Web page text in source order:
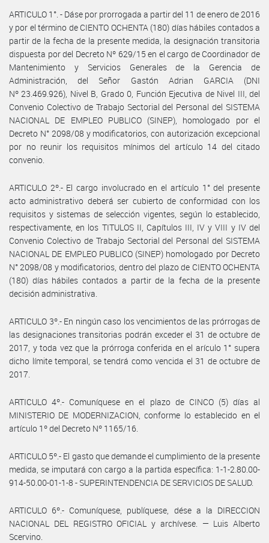
ARTICULO 1°. - Dáse por prorrogada a partir del 11 de enero de 2016
y por el término de CIENTO OCHENTA (180) días hábiles contados a
partir de la fecha de la presente medida, la designación transitoria
dispuesta por del Decreto Nº 629/15 en el cargo de Coordinador de
Mantenimiento y Servicios Generales de la Gerencia de
Administración, del Señor Gastón Adrian GARCIA (DNI
Nº 23.469.926), Nivel B, Grado 0, Función Ejecutiva de Nivel III, del
Convenio Colectivo de Trabajo Sectorial del Personal del SISTEMA
NACIONAL DE EMPLEO PUBLICO (SINEP), homologado por el
Decreto N° 2098/08 y modificatorios, con autorización excepcional
por no reunir los requisitos mínimos del artículo 14 del citado
convenio.
ARTICULO 2º.- El cargo involucrado en el artículo 1° del presente
acto administrativo deberá ser cubierto de conformidad con los
requisitos y sistemas de selección vigentes, según lo establecido,
respectivamente, en los TITULOS II, Capítulos III, IV y VIII y IV del
Convenio Colectivo de Trabajo Sectorial del Personal del SISTEMA
NACIONAL DE EMPLEO PUBLICO (SINEP) homologado por Decreto
N° 2098/08 y modificatorios, dentro del plazo de CIENTO OCHENTA
(180) días hábiles contados a partir de la fecha de la presente
decisión administrativa.
ARTICULO 3º.- En ningún caso los vencimientos de las prórrogas de
las designaciones transitorias podrán exceder el 31 de octubre de
2017, y toda vez que la prórroga conferida en el arículo 1° supera
dicho límite temporal, se tendrá como vencida el 31 de octubre de
2017.
ARTICULO 4º.- Comuníquese en el plazo de CINCO (5) días al
MINISTERIO DE MODERNIZACION, conforme lo establecido en el
artículo 1º del Decreto Nº 1165/16.
ARTICULO 5º.- El gasto que demande el cumplimiento de la presente
medida, se imputará con cargo a la partida específica: 1-1-2.80.00-
914-50.00-01-1-8 - SUPERINTENDENCIA DE SERVICIOS DE SALUD.
ARTICULO 6º.- Comuníquese, publíquese, dése a la DIRECCION
NACIONAL DEL REGISTRO OFICIAL y archívese. — Luis Alberto
Scervino.